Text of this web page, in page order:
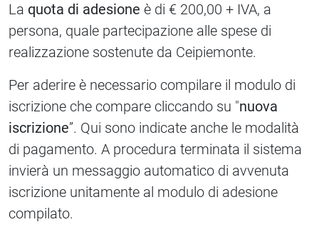
La quota di adesione è di € 200,00 + IVA, a
persona, quale partecipazione alle spese di
realizzazione sostenute da Ceipiemonte.
Per aderire è necessario compilare il modulo di
iscrizione che compare cliccando su "nuova
iscrizione”. Qui sono indicate anche le modalità
di pagamento. A procedura terminata il sistema
invierà un messaggio automatico di avvenuta
iscrizione unitamente al modulo di adesione
compilato.